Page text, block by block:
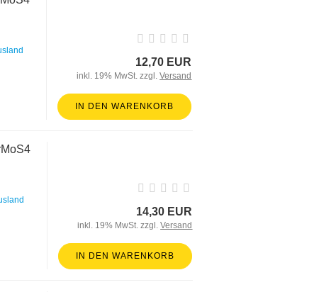
12,70 EUR
inkl. 19% MwSt. zzgl.Versand
IN DEN WARENKORB
14,30 EUR
inkl. 19% MwSt. zzgl.Versand
IN DEN WARENKORB